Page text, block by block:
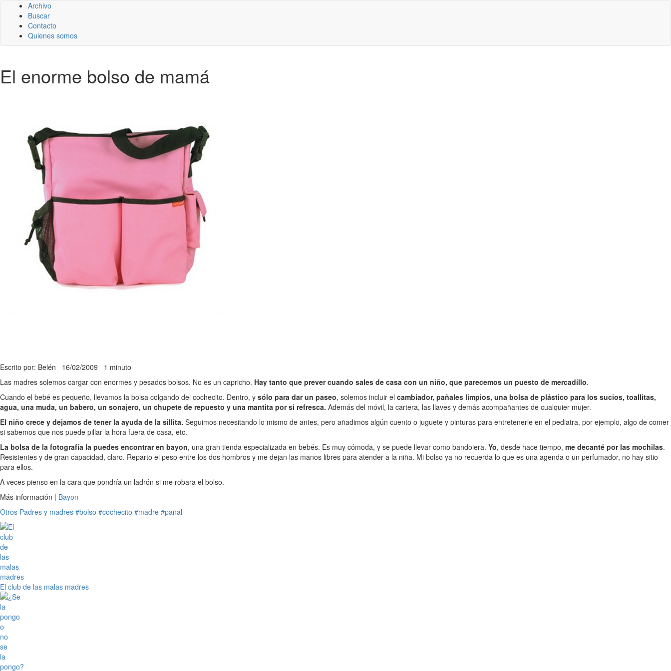
Archivo
Buscar
Contacto
Quienes somos
El enorme bolso de mamá
Escrito por: Belén 16/02/2009 1 minuto
Las madres solemos cargar con enormes y pesados bolsos. No es un capricho. Hay tanto que prever cuando sales de casa con un niño, que parecemos un puesto de mercadillo.
Cuando el bebé es pequeño, llevamos la bolsa colgando del cochecito. Dentro, y sólo para dar un paseo, solemos incluir el cambiador, pañales limpios, una bolsa de plástico para los sucios, toallitas,
agua, una muda, un babero, un sonajero, un chupete de repuesto y una mantita por si refresca. Además del móvil, la cartera, las llaves y demás acompañantes de cualquier mujer.
El niño crece y dejamos de tener la ayuda de la sillita. Seguimos necesitando lo mismo de antes, pero añadimos algún cuento o juguete y pinturas para entretenerle en el pediatra, por ejemplo, algo de comer
si sabemos que nos puede pillar la hora fuera de casa, etc.
La bolsa de la fotografía la puedes encontrar en bayon, una gran tienda especializada en bebés. Es muy cómoda, y se puede llevar como bandolera. Yo, desde hace tiempo, me decanté por las mochilas.
Resistentes y de gran capacidad, claro. Reparto el peso entre los dos hombros y me dejan las manos libres para atender a la niña. Mi bolso ya no recuerda lo que es una agenda o un perfumador, no hay sitio
para ellos.
A veces pienso en la cara que pondría un ladrón si me robara el bolso.
Más información | Bayon
Otros Padres y madres #bolso #cochecito #madre #pañal
El club de las malas madres